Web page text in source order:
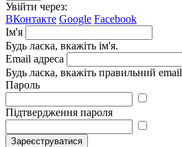
Увійти через:
ВКонтакте Google Facebook
Ім'я
Будь ласка, вкажіть ім'я.
Email адреса
Будь ласка, вкажіть правильний email
Пароль
Підтвердження пароля
Зареєструватися